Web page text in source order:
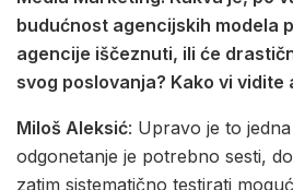
budućnost agencijskih modela
agencije iščeznuti, ili će
svog poslovanja? Kako vi
Miloš Aleksić: Upravo je to
odgonetanje je potrebno sesti,
zatim sistematično testirati